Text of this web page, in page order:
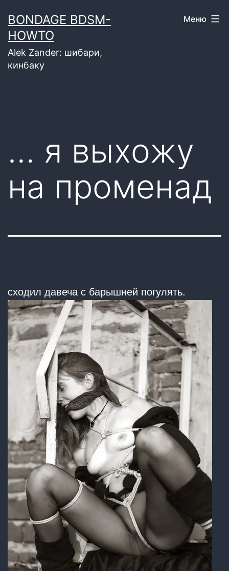
содержимому
BONDAGE BDSM-
HOWTO
Alek Zander: шибари,
кинбаку
Меню
… я выхожу
на променад
сходил давеча с барышней погулять.